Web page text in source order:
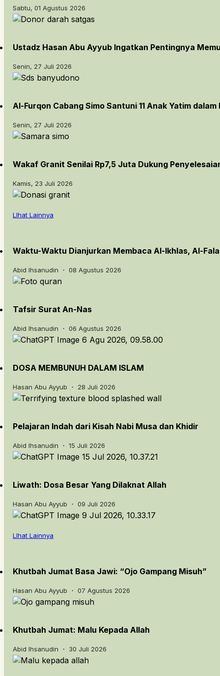
Sabtu, 01 Agustus 2026
Ustadz Hasan Abu Ayyub Ingatkan Pentingnya
Senin, 27 Juli 2026
Al-Furqon Cabang Simo Santuni 11 Anak Yatim
Senin, 27 Juli 2026
Wakaf Granit Senilai Rp7,5 Juta Dukung
Kamis, 23 Juli 2026
LIhat Lainnya
Waktu-Waktu Dianjurkan Membaca Al-Ikhlas, Al-
Abid Ihsanudin ・ 08 Agustus 2026
Tafsir Surat An-Nas
Abid Ihsanudin ・ 06 Agustus 2026
DOSA MEMBUNUH DALAM ISLAM
Hasan Abu Ayyub ・ 28 Juli 2026
Pelajaran Indah dari Kisah Nabi Musa dan Khidir
Abid Ihsanudin ・ 15 Juli 2026
Liwath: Dosa Besar Yang Dilaknat Allah
Hasan Abu Ayyub ・ 09 Juli 2026
LIhat Lainnya
Khutbah Jumat Basa Jawi: “Ojo Gampang Misuh”
Hasan Abu Ayyub ・ 07 Agustus 2026
Khutbah Jumat: Malu Kepada Allah
Abid Ihsanudin ・ 30 Juli 2026